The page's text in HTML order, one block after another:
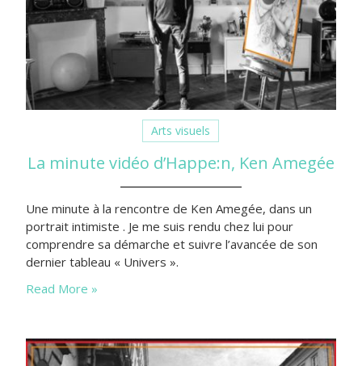
Arts visuels
La minute vidéo d’Happe:n, Ken Amegée
Une minute à la rencontre de Ken Amegée, dans un
portrait intimiste . Je me suis rendu chez lui pour
comprendre sa démarche et suivre l’avancée de son
dernier tableau « Univers ».
Read More »